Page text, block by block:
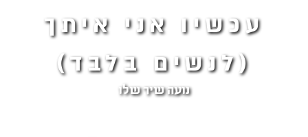
עכשיו אני איתך
(לנשים בלבד)
נועה שיר שלו